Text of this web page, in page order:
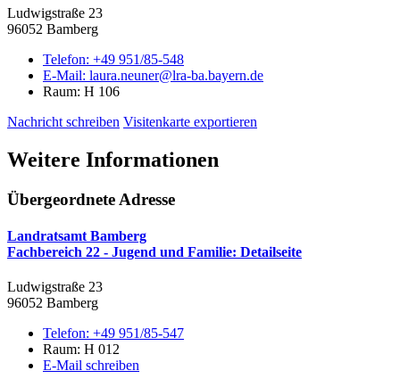
Ludwigstraße 23
96052 Bamberg
Telefon: +49 951/85-548
E-Mail: laura.neuner@lra-ba.bayern.de
Raum: H 106
Nachricht schreiben Visitenkarte exportieren
Weitere Informationen
Übergeordnete Adresse
Landratsamt Bamberg
Fachbereich 22 - Jugend und Familie: Detailseite
Ludwigstraße 23
96052 Bamberg
Telefon: +49 951/85-547
Raum: H 012
E-Mail schreiben